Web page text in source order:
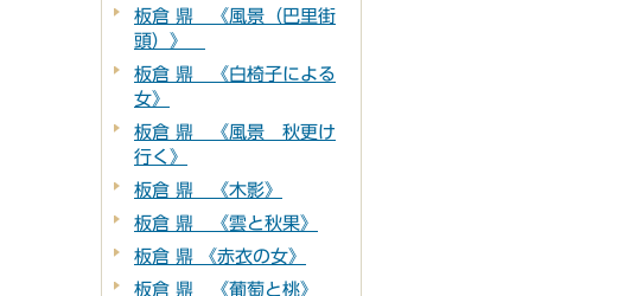
板倉 鼎 《風景（巴里街
頭）》
板倉 鼎 《白椅子による
女》
板倉 鼎 《風景 秋更け
行く》
板倉 鼎 《木影》
板倉 鼎 《雲と秋果》
板倉 鼎 《赤衣の女》
板倉 鼎 《葡萄と桃》